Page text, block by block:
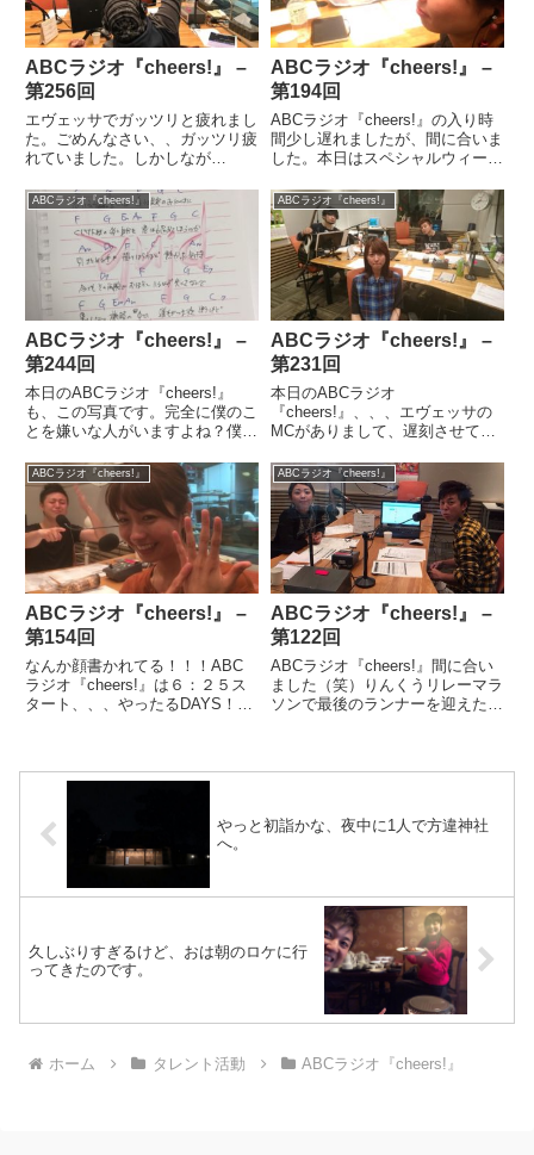
ABCラジオ『cheers!』 –
第256回
エヴェッサでガッツリと疲れまし
た。ごめんなさい、、ガッツリ疲
れていました。しかしなが
のメンバーに会うと頑張らんとあ
かんなとエネルギー沸いてきま
す。当日に知りましたが、、、今
日は短縮バージョン、、、ちょ
っ...
ABCラジオ『cheers!』 –
第194回
ABCラジオ『cheers!』の入り時
間少し遅れましたが、間に合いま
した。本日はスペシャルウィーク
レゼント企画がありました。僕は
徳永英明さんの豪華なアルバム！
ぜひとも、聞きまくってください
♪僕が欲しいくらいのボ...
ABCラジオ『cheers!』
ABCラジオ『cheers!』 –
第244回
本日のABCラジオ『cheers!』
も、この写真です。完全に僕のこ
とを嫌いな人がいますよね？僕の
とで、本日は10分押しでスター
トした番組。こづやんも僕もおか
んの言葉に関して、、、「ブサブ
サ」ってのと、「ねころぶ...
ABCラジオ『cheers!』
ABCラジオ『cheers!』 –
第231回
本日のABCラジオ
『cheers!』、、、エヴェッサの
MCがありまして、遅刻させても
夜中に録音したやつが流されてた
みたいなんですが、、、非常に悪
意のある写真がTwitterに流れてき
て驚きました。エヴェッサ終わ...
ABCラジオ『cheers!』
ABCラジオ『cheers!』 –
第154回
なんか顔書かれてる！！！ABC
ラジオ『cheers!』は６：２５ス
タート、、、やったるDAYS！こ
これリアルに困りましたか
ABCラジオ『cheers!』
ABCラジオ『cheers!』 –
第122回
ABCラジオ『cheers!』間に合い
ました（笑）りんくうリレーマラ
ソンで最後のランナーを迎えたと
やっと初詣かな、夜中に1人で方違神社
へ。
久しぶりすぎるけど、おは朝のロケに行
ってきたのです。
ホーム タレント活動 ABCラジオ『cheers!』